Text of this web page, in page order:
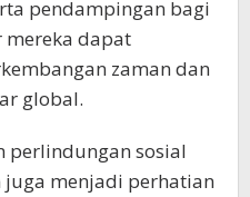
pendampingan bagi
mereka dapat
zaman dan
global.
perlindungan sosial
menjadi perhatian